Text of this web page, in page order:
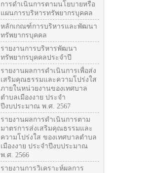
การดำเนินการตามนโยบายหรือ
แผนการบริหารทรัพยากรบุคคล
หลักเกณฑ์การบริหารและพัฒนา
ทรัพยากรบุคคล
รายงานการบริหารพัฒนา
ทรัพยากรบุคคลประจำปี
รายงานผลการดำเนินการเพื่อส่ง
เสริมคุณธรรมและความโปร่งใส
ภายในหน่วยงานของเทศบาล
ตำบลเมืองงาย ประจำ
ปีงบประมาณ พ.ศ. 2567
รายงานผลการดำเนินการตาม
มาตรการส่งเสริมคุณธรรมและ
ความโปร่งใส ของเทศบาลตำบล
เมืองงาย ประจำปีงบประมาณ
พ.ศ. 2566
รายงานการวิเคราะห์ผลการ